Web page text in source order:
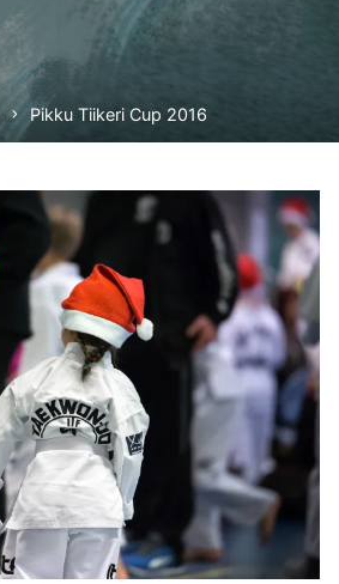
Pikku Tiikeri Cup 2016